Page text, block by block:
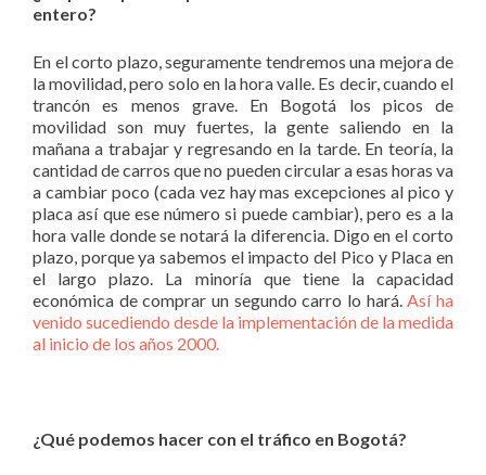
entero?
En el corto plazo, seguramente tendremos una mejora de
la movilidad, pero solo en la hora valle. Es decir, cuando el
trancón es menos grave. En Bogotá los picos de
movilidad son muy fuertes, la gente saliendo en la
mañana a trabajar y regresando en la tarde. En teoría, la
cantidad de carros que no pueden circular a esas horas va
a cambiar poco (cada vez hay mas excepciones al pico y
placa así que ese número si puede cambiar), pero es a la
hora valle donde se notará la diferencia. Digo en el corto
plazo, porque ya sabemos el impacto del Pico y Placa en
el largo plazo. La minoría que tiene la capacidad
económica de comprar un segundo carro lo hará.Así ha
venido sucediendo desde la implementación de la medida
al inicio de los años 2000.
¿Qué podemos hacer con el tráfico en Bogotá?